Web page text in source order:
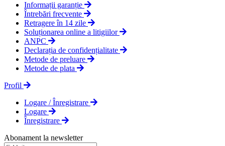
Informații garanție
Întrebări frecvente
Retragere în 14 zile
Soluționarea online a litigiilor
ANPC
Declarația de confidențialitate
Metode de preluare
Metode de plata
Profil
Logare / Înregistrare
Logare
Înregistrare
Abonament la newsletter